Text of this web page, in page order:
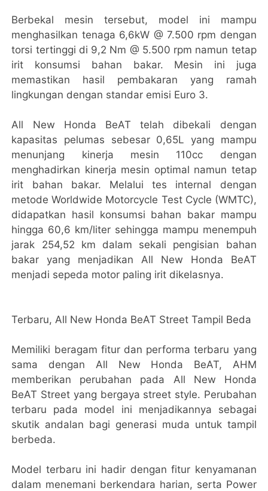
Berbekal mesin tersebut, model ini mampu
menghasilkan tenaga 6,6kW @ 7.500 rpm dengan
torsi tertinggi di 9,2 Nm @ 5.500 rpm namun tetap
irit konsumsi bahan bakar. Mesin ini juga
memastikan hasil pembakaran yang ramah
lingkungan dengan standar emisi Euro 3.
All New Honda BeAT telah dibekali dengan
kapasitas pelumas sebesar 0,65L yang mampu
menunjang kinerja mesin 110cc dengan
menghadirkan kinerja mesin optimal namun tetap
irit bahan bakar. Melalui tes internal dengan
metode Worldwide Motorcycle Test Cycle (WMTC),
didapatkan hasil konsumsi bahan bakar mampu
hingga 60,6 km/liter sehingga mampu menempuh
jarak 254,52 km dalam sekali pengisian bahan
bakar yang menjadikan All New Honda BeAT
menjadi sepeda motor paling irit dikelasnya.
Terbaru, All New Honda BeAT Street Tampil Beda
Memiliki beragam fitur dan performa terbaru yang
sama dengan All New Honda BeAT, AHM
memberikan perubahan pada All New Honda
BeAT Street yang bergaya street style. Perubahan
terbaru pada model ini menjadikannya sebagai
skutik andalan bagi generasi muda untuk tampil
berbeda.
Model terbaru ini hadir dengan fitur kenyamanan
dalam menemani berkendara harian, serta Power